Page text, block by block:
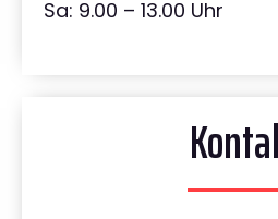
Sa: 9.00 – 13.00 Uhr